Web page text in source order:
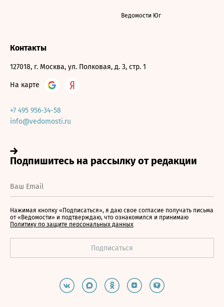
Ведомости Юг
Контакты
127018, г. Москва, ул. Полковая, д. 3, стр. 1
На карте
+7 495 956-34-58
info@vedomosti.ru
Нажимая кнопку «Подписаться», я даю свое согласие получать письма
от «Ведомости» и подтверждаю, что ознакомился и принимаю
Политику по защите персональных данных